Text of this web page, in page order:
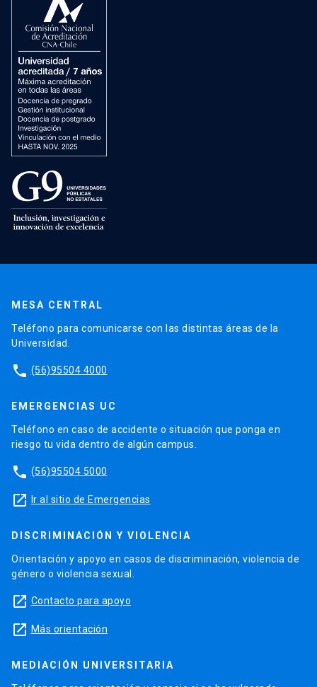
MESA CENTRAL
Teléfono para comunicarse con las distintas áreas de la
Universidad.
phone (56)95504 4000
EMERGENCIAS UC
Teléfono en caso de accidente o situación que ponga en
riesgo tu vida dentro de algún campus.
phone (56)95504 5000
launch Ir al sitio de Emergencias
DISCRIMINACIÓN Y VIOLENCIA
Orientación y apoyo en casos de discriminación, violencia de
género o violencia sexual.
launch Contacto para apoyo
launch Más orientación
MEDIACIÓN UNIVERSITARIA